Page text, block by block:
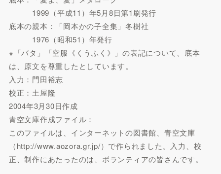
1999（平成11）年5月8日第1刷発行
底本の親本：「岡本かの子全集」冬樹社
1976（昭和51）年発行
※「バタ」「空服《くうふく》」の表記について、底本
は、原文を尊重したとしています。
入力：門田裕志
校正：土屋隆
2004年3月30日作成
青空文庫作成ファイル：
このファイルは、インターネットの図書館、青空文庫
（http://www.aozora.gr.jp/）で作られました。入力、校
正、制作にあたったのは、ボランティアの皆さんです。